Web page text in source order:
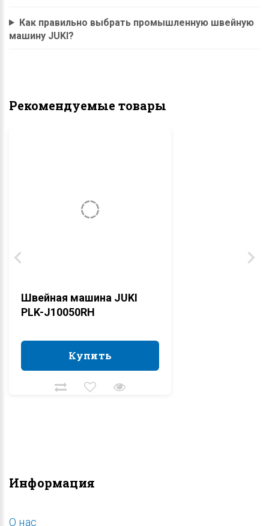
Как правильно выбрать промышленную швейную
машину JUKI?
Рекомендуемые товары
Швейная машина JUKI
PLK-J10050RH
Купить
Купить
Информация
O нас